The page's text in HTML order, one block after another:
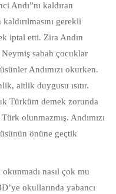
Andı”nı kaldıran
gerekli
iptal etti. Zira Andın
sabah çocuklar
Andımızı okurken.
aitlik duygusu ısıtır.
Türküm demek zorunda
olunmazmış. Andımızı
önüne geçtik
nasıl çok mu
okullarında yabancı